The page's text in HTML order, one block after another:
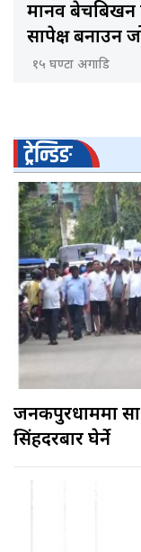
मानव बेचबिखन
सापेक्ष बनाउन
१५ घण्टा अगाडि
ट्रेन्डिङ
जनकपुरधाममा
सिंहदरबार घेर्ने